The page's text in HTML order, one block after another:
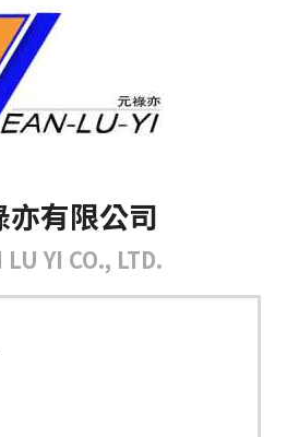
亦有限公司
LU YI CO., LTD.